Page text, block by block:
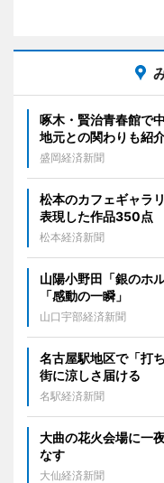
啄木・賢治青春館で
地元との関わりも紹
盛岡経済新聞
松本のカフェギャラ
表現した作品350点
松本経済新聞
山陽小野田「銀のホ
「感動の一瞬」
山口宇部経済新聞
名古屋駅地区で「打
街に涼しさ届ける
名駅経済新聞
大曲の花火会場に一
なす
大仙経済新聞